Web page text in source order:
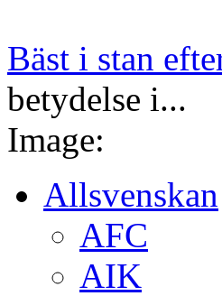
Bäst i stan
betydelse i...
Image:
Allsvenskan
AFC
AIK